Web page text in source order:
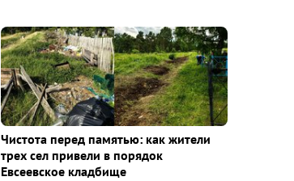
Чистота перед памятью: как жители
трех сел привели в порядок
Евсеевское кладбище